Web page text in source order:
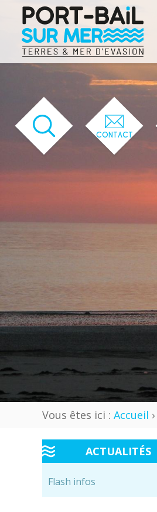
CONTACT
'144' / '1' / '144' / '144' / '144' / '144'
Vous êtes ici : Accueil ›
ACTUALITÉS
Flash infos